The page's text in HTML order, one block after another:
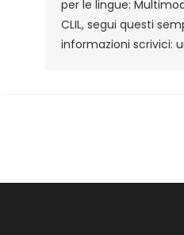
per le lingue:
CLIL, segui questi
informazioni scrivici: